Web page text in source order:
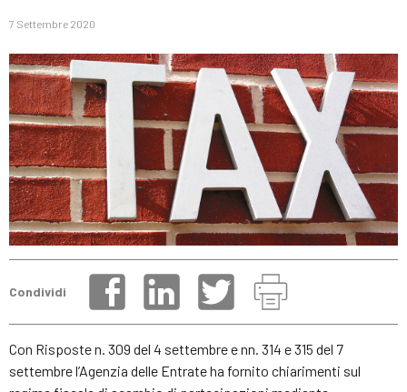
7 Settembre 2020
Condividi
Con Risposte n. 309 del 4 settembre e nn. 314 e 315 del 7
settembre l’Agenzia delle Entrate ha fornito chiarimenti sul